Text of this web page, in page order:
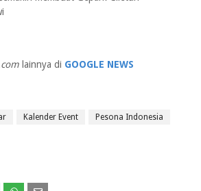
lainnya di GOOGLE NEWS
Kalender Event
Pesona Indonesia